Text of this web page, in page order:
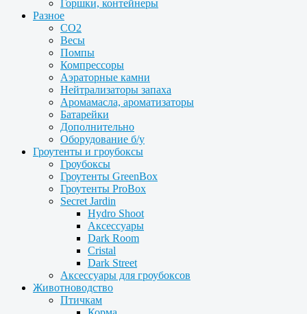
Горшки, контейнеры
Разное
CO2
Весы
Помпы
Компрессоры
Аэраторные камни
Нейтрализаторы запаха
Аромамасла, ароматизаторы
Батарейки
Дополнительно
Оборудование б/у
Гроутенты и гроубоксы
Гроубоксы
Гроутенты GreenBox
Гроутенты ProBox
Secret Jardin
Hydro Shoot
Аксессуары
Dark Room
Cristal
Dark Street
Аксессуары для гроубоксов
Животноводство
Птичкам